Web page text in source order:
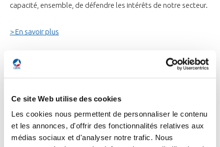
Ce site Web utilise des cookies
Les cookies nous permettent de personnaliser le contenu
et les annonces, d'offrir des fonctionnalités relatives aux
médias sociaux et d'analyser notre trafic. Nous
capacité, ensemble, de défendre les intérêts de notre secteur.
> En savoir plus